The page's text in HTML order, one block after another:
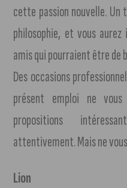
cette passion nouvelle.
philosophie, et vous
amis qui pourraient être de
Des occasions
présent emploi ne
propositions
attentivement. Mais ne
Lion